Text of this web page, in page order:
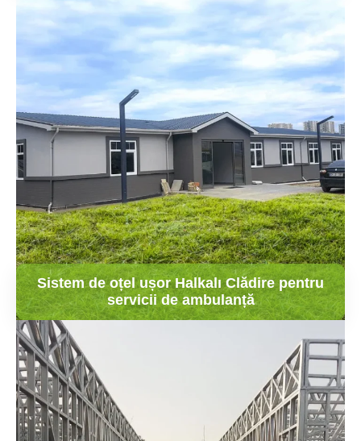
Sistem de oțel ușor Halkalı Clădire pentru
servicii de ambulanță